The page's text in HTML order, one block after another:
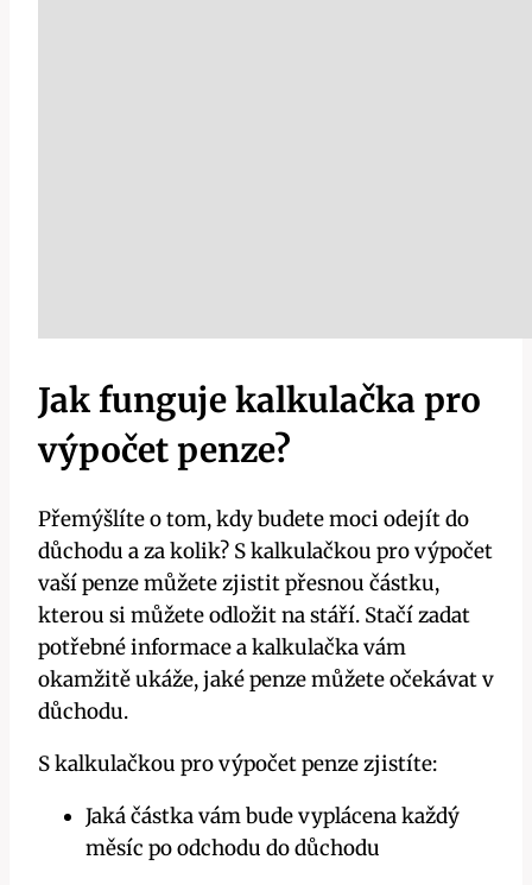
Jak funguje kalkulačka pro
výpočet penze?
Přemýšlíte o tom, kdy budete moci odejít do
důchodu a za kolik? S kalkulačkou pro výpočet
vaší penze můžete zjistit přesnou částku,
kterou si můžete odložit na stáří. Stačí zadat
potřebné informace a kalkulačka vám
okamžitě ukáže, jaké penze můžete očekávat v
důchodu.
S kalkulačkou pro výpočet penze zjistíte:
Jaká částka vám bude vyplácena každý
měsíc po odchodu do důchodu